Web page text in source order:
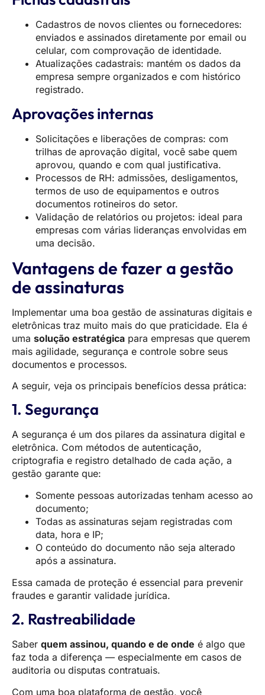
Cadastros de novos clientes ou fornecedores:
enviados e assinados diretamente por email ou
celular, com comprovação de identidade.
Atualizações cadastrais: mantém os dados da
empresa sempre organizados e com histórico
registrado.
Aprovações internas
Solicitações e liberações de compras: com
trilhas de aprovação digital, você sabe quem
aprovou, quando e com qual justificativa.
Processos de RH: admissões, desligamentos,
termos de uso de equipamentos e outros
documentos rotineiros do setor.
Validação de relatórios ou projetos: ideal para
empresas com várias lideranças envolvidas em
uma decisão.
Vantagens de fazer a gestão
de assinaturas
Implementar uma boa gestão de assinaturas digitais e
eletrônicas traz muito mais do que praticidade. Ela é
uma solução estratégica para empresas que querem
mais agilidade, segurança e controle sobre seus
documentos e processos.
A seguir, veja os principais benefícios dessa prática:
1. Segurança
A segurança é um dos pilares da assinatura digital e
eletrônica. Com métodos de autenticação,
criptografia e registro detalhado de cada ação, a
gestão garante que:
Somente pessoas autorizadas tenham acesso ao
documento;
Todas as assinaturas sejam registradas com
data, hora e IP;
O conteúdo do documento não seja alterado
após a assinatura.
Essa camada de proteção é essencial para prevenir
fraudes e garantir validade jurídica.
2. Rastreabilidade
Saber quem assinou, quando e de onde é algo que
faz toda a diferença — especialmente em casos de
auditoria ou disputas contratuais.
Com uma boa plataforma de gestão, você